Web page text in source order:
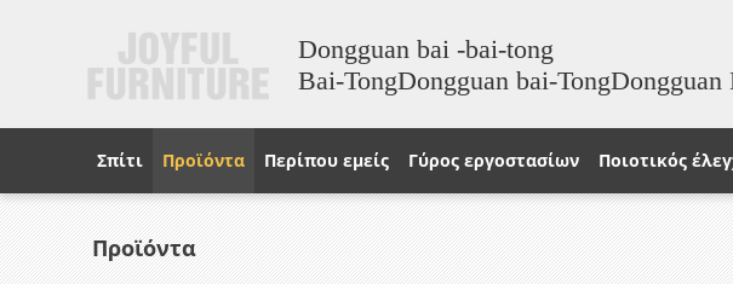
Dongguan bai -bai-tong
Bai-TongDongguan bai-TongDongguan
Σπίτι Προϊόντα Περίπου εμείς Γύρος εργοστασίων Ποιοτικός
Προϊόντα